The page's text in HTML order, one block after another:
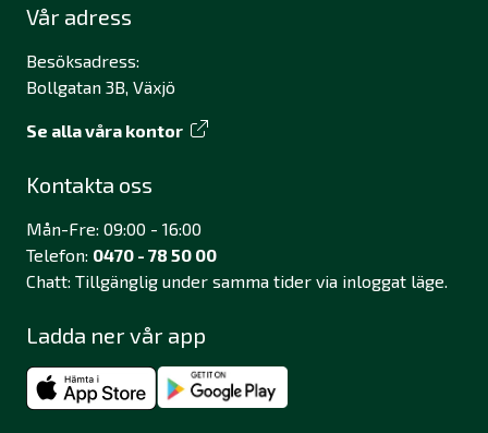
Vår adress
Besöksadress:
Bollgatan 3B, Växjö
Se alla våra kontor
Kontakta oss
Mån-Fre: 09:00 - 16:00
Telefon: 0470 - 78 50 00
Chatt: Tillgänglig under samma tider via inloggat läge.
Ladda ner vår app